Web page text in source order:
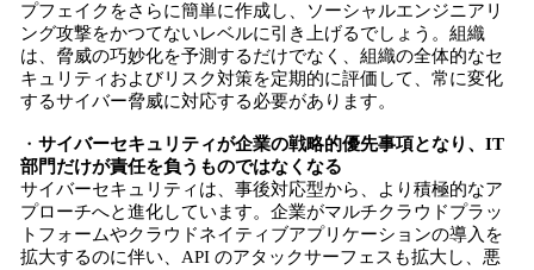
プフェイクをさらに簡単に作成し、ソーシャルエンジニアリ
ング攻撃をかつてないレベルに引き上げるでしょう。組織
は、脅威の巧妙化を予測するだけでなく、組織の全体的なセ
キュリティおよびリスク対策を定期的に評価して、常に変化
するサイバー脅威に対応する必要があります。
・ サイバーセキュリティが企業の戦略的優先事項となり、IT
部門だけが責任を負うものではなくなる
サイバーセキュリティは、事後対応型から、より積極的なア
プローチへと進化しています。企業がマルチクラウドプラッ
トフォームやクラウドネイティブアプリケーションの導入を
拡大するのに伴い、API のアタックサーフェスも拡大し、悪